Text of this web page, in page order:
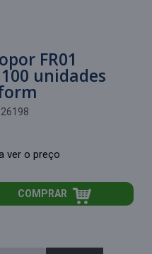
FR01
unidades
ver o preço
COMPRAR